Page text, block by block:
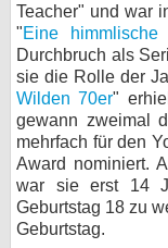
Teacher" und war
"Eine himmlische
Durchbruch als
sie die Rolle der
Wilden 70er"
gewann zweimal
mehrfach für den
Award nominiert.
war sie erst 14
Geburtstag 18 zu
Geburtstag.